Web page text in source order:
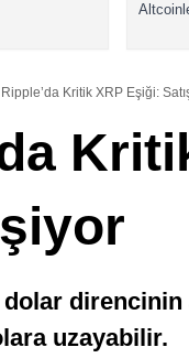
Ripple’da Kritik XRP Eşiği:
dolar
uzayabilir.